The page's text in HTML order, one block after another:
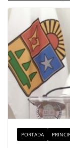
PORTADA